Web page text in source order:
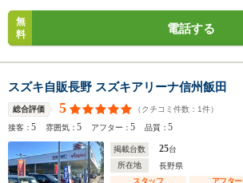
無
料
電話する
スズキ自販長野 スズキアリーナ信州飯田
総合評価 5 （クチコミ件数： 1件）
接客：5 雰囲気：5 アフター：5 品質：5
掲載台数 25台
所在地
長野県
スタッフ
アフター